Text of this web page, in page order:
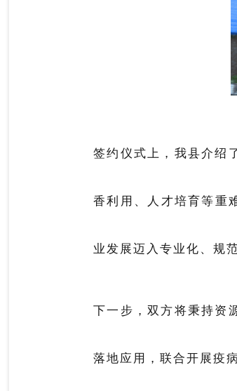
签约仪式上，我县介绍
香利用、人才培育等重
业发展迈入专业化、规
下一步，双方将秉持资
落地应用，联合开展疫